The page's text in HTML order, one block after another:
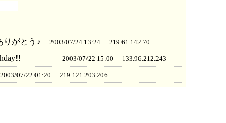
りがとう♪ 2003/07/24 13:24 219.61.142.70
Birthday!! 2003/07/22 15:00 133.96.212.243
2003/07/22 01:20 219.121.203.206